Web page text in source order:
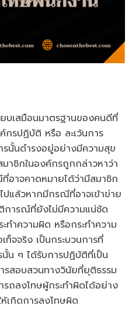
มือนมาตรฐานของคนดีที่
กรปฏิบัติ หรือ ละเว้นการ
นั้นดำรงอยู่อย่างมีความสุข
าชิกในองค์กรถูกกล่าวหาว่า
าจคาดหมายได้ว่ามีสมาชิก
ปแล้วหากมีกรณีที่อาจเข้าข่าย
การณ์ที่ยังไม่มีความแน่ชัด
ทำความผิด หรือกระทำความ
ท็จจริง เป็นกระบวนการที่
น ๆ ได้รับการปฏิบัติที่เป็น
รสอบสวนทางวินัยที่ยุติธรรม
รถลงโทษผู้กระทำผิดได้อย่าง
เกิดการลงโทษผิด